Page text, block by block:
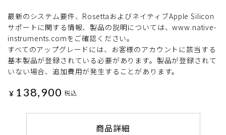
最新のシステム要件、RosettaおよびネイティブApple Silicon
サポートに関する情報、製品の説明については、www.native-
instruments.comをご確認ください。
すべてのアップグレードには、お客様のアカウントに該当する
基本製品が登録されている必要があります。製品が登録されて
いない場合、追加費用が発生することがあります。
¥ 138,900 税込
商品詳細